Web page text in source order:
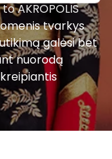
AKROPOLIS
tvarkys
galėsi bet
nuorodą